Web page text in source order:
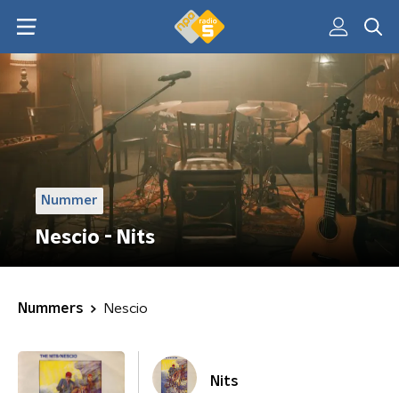
Nummer
Nescio - Nits
Nummers Nescio
Nits